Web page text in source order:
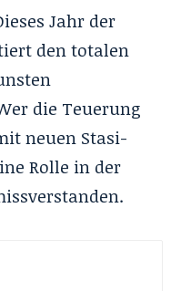
Jahr der
den totalen
die Teuerung
neuen Stasi-
Rolle in der